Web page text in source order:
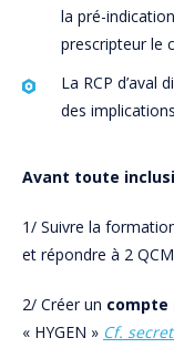
la pré-
prescripteur le
La RCP d’aval
des
Avant toute
1/ Suivre la
et répondre à 2 QCM
2/ Créer un compte
« HYGEN » Cf.